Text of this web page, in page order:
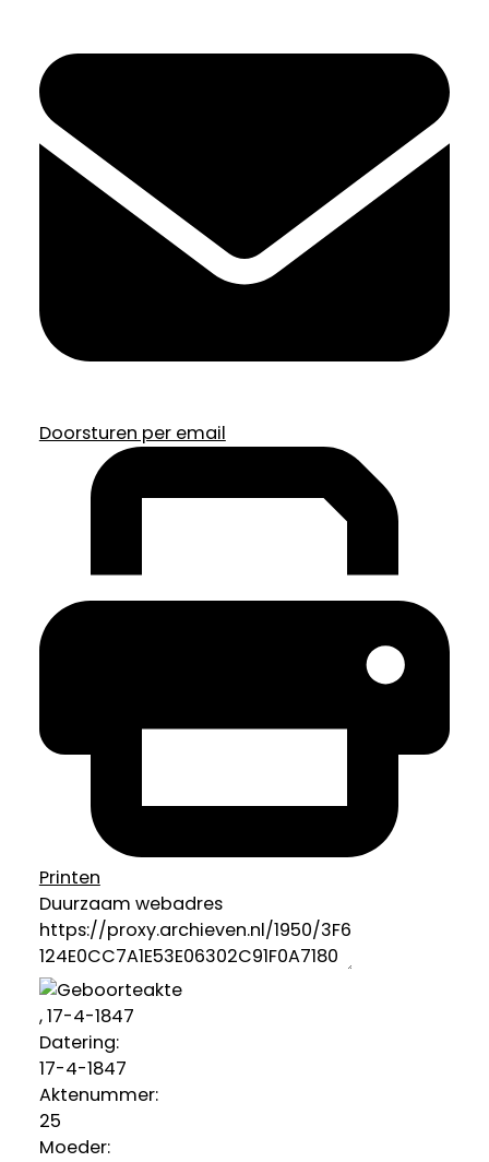
Doorsturen per email
Printen
Duurzaam webadres
, 17-4-1847
Datering:
17-4-1847
Aktenummer:
25
Moeder: